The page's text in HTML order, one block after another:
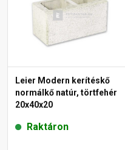
Leier Modern kerítéskő
normálkő natúr, törtfehér
20x40x20
Raktáron